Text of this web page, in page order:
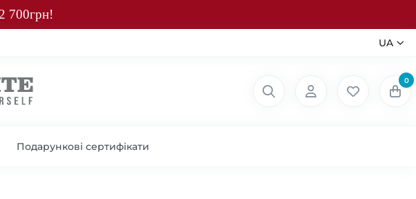
700грн!
UA
0
Подарункові сертифікати